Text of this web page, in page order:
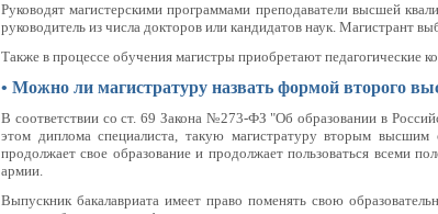
Руководят магистерскими программами преподаватели высшей
руководитель из числа докторов или кандидатов наук. Магистрант
Также в процессе обучения магистры приобретают педагогические
• Можно ли магистратуру назвать формой второго
В соответствии со ст. 69 Закона №273-ФЗ "Об образовании в
этом диплома специалиста, такую магистратуру вторым высшим
продолжает свое образование и продолжает пользоваться всеми
армии.
Выпускник бакалавриата имеет право поменять свою